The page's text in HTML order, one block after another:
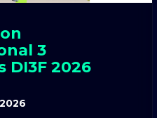
3
DI3F 2026